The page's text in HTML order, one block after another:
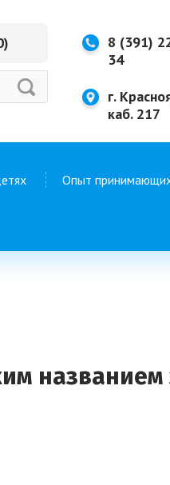
)
8 (391)
34
г.
каб. 217
Опыт
названием